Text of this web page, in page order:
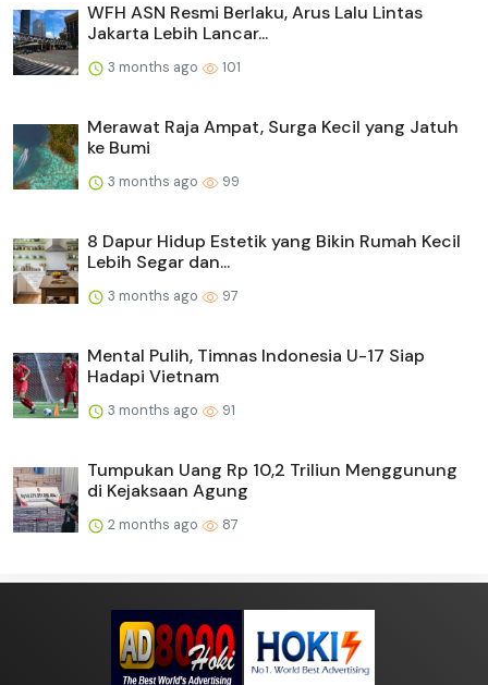
WFH ASN Resmi Berlaku, Arus Lalu Lintas
Jakarta Lebih Lancar...
3 months ago 101
Merawat Raja Ampat, Surga Kecil yang Jatuh
ke Bumi
3 months ago 99
8 Dapur Hidup Estetik yang Bikin Rumah Kecil
Lebih Segar dan...
3 months ago 97
Mental Pulih, Timnas Indonesia U-17 Siap
Hadapi Vietnam
3 months ago 91
Tumpukan Uang Rp 10,2 Triliun Menggunung
di Kejaksaan Agung
2 months ago 87